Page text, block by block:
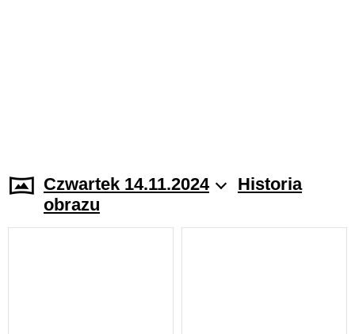
Czwartek 14.11.2024
Historia
obrazu